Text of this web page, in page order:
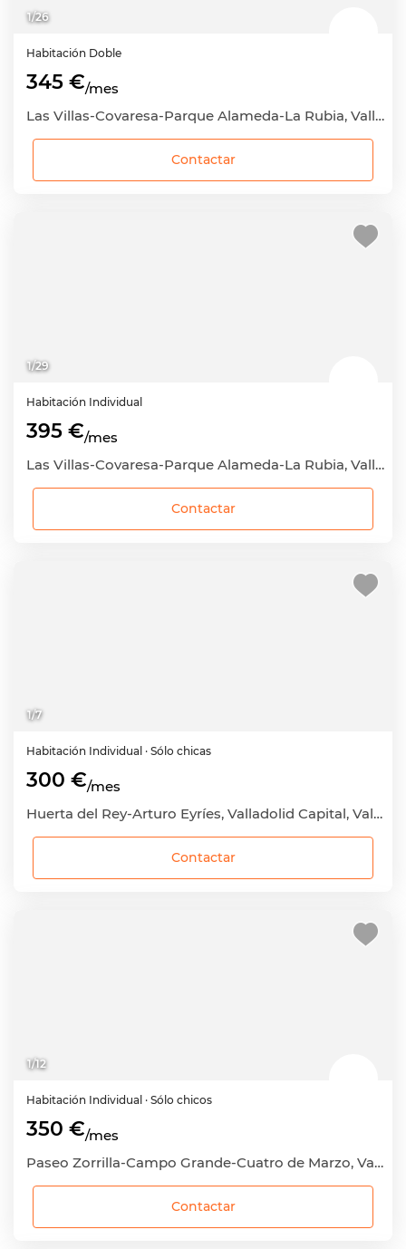
1/26
Habitación Doble
345 €/mes
Las Villas-Covaresa-Parque Alameda-La Rubia, Valladolid Capital, Valladolid
Contactar
1/29
Habitación Individual
395 €/mes
Las Villas-Covaresa-Parque Alameda-La Rubia, Valladolid Capital, Valladolid
Contactar
1/7
Habitación Individual · Sólo chicas
300 €/mes
Huerta del Rey-Arturo Eyríes, Valladolid Capital, Valladolid
Contactar
1/12
Habitación Individual · Sólo chicos
350 €/mes
Paseo Zorrilla-Campo Grande-Cuatro de Marzo, Valladolid Capital, Valladolid
Contactar